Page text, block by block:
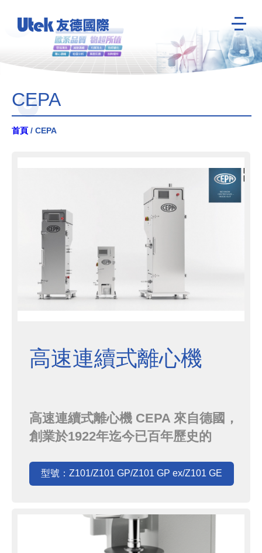
CEPA
首頁 / CEPA
高速連續式離心機
高速連續式離心機 CEPA 來自德國，
創業於1922年迄今已百年歷史的
不僅設計精細、品質穩定、外觀簡
潔，應用在固液分離的各種領域上更
包括細胞培養、化學、食品、藥學等
皆能廣泛應用．CEPA擁有各種不同
型號：Z101/Z101 GP/Z101 GP ex/Z101 GE